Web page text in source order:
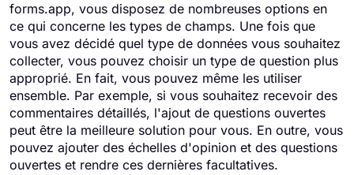
forms.app, vous disposez de nombreuses options en
ce qui concerne les types de champs. Une fois que
vous avez décidé quel type de données vous souhaitez
collecter, vous pouvez choisir un type de question plus
approprié. En fait, vous pouvez même les utiliser
ensemble. Par exemple, si vous souhaitez recevoir des
commentaires détaillés, l'ajout de questions ouvertes
peut être la meilleure solution pour vous. En outre, vous
pouvez ajouter des échelles d'opinion et des questions
ouvertes et rendre ces dernières facultatives.